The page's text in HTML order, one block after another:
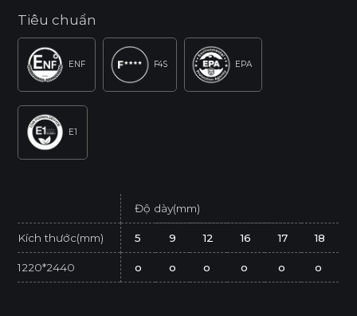
Tiêu chuẩn
ENF F4S EPA
E1
Độ dày(mm)
Kích thước(mm) 5 9 12 16 17 18
1220*2440 o o o o o o